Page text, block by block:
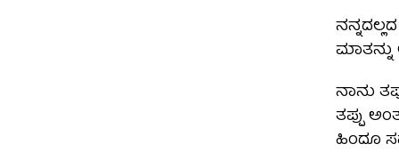
ನಾನು
ತಪ್ಪು
ಹಿಂದೂ